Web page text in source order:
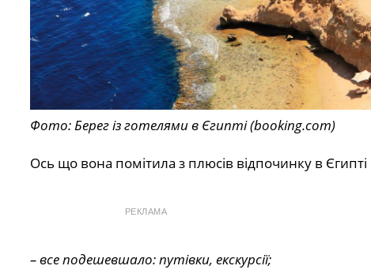
Фото: Берег із готелями в Єгипті (booking.com)
Ось що вона помітила з плюсів відпочинку в
РЕКЛАМА
– все подешевшало: путівки, екскурсії;